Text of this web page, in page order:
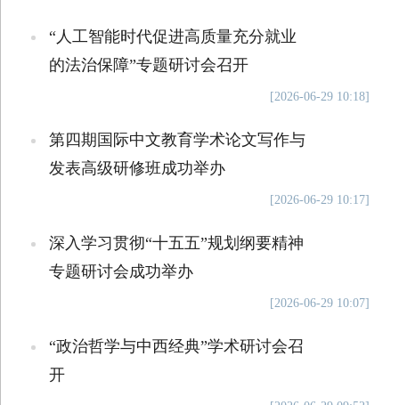
“人工智能时代促进高质量充分就业
的法治保障”专题研讨会召开
[2026-06-29 10:18]
第四期国际中文教育学术论文写作与
发表高级研修班成功举办
[2026-06-29 10:17]
深入学习贯彻“十五五”规划纲要精神
专题研讨会成功举办
[2026-06-29 10:07]
“政治哲学与中西经典”学术研讨会召
开